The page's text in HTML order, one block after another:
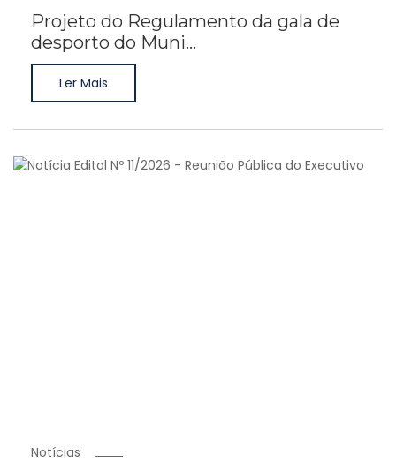
Projeto do Regulamento da gala de
desporto do Muni...
Ler Mais
Notícias